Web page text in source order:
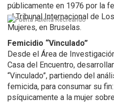
públicamente en 1976 por la
el Tribunal Internacional de
Mujeres, en Bruselas.
Femicidio “Vinculado”
Desde el Área de
Casa del Encuentro,
“Vinculado”, partiendo del
femicida, para consumar su
psíquicamente a la mujer